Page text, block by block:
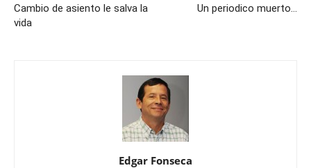
Cambio de asiento le salva la
vida
Un periodico muerto…
Edgar Fonseca